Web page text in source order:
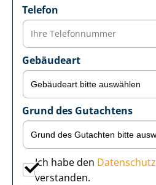
Telefon
Gebäudeart
Grund des Gutachtens
Ich habe den Datenschutz
verstanden.